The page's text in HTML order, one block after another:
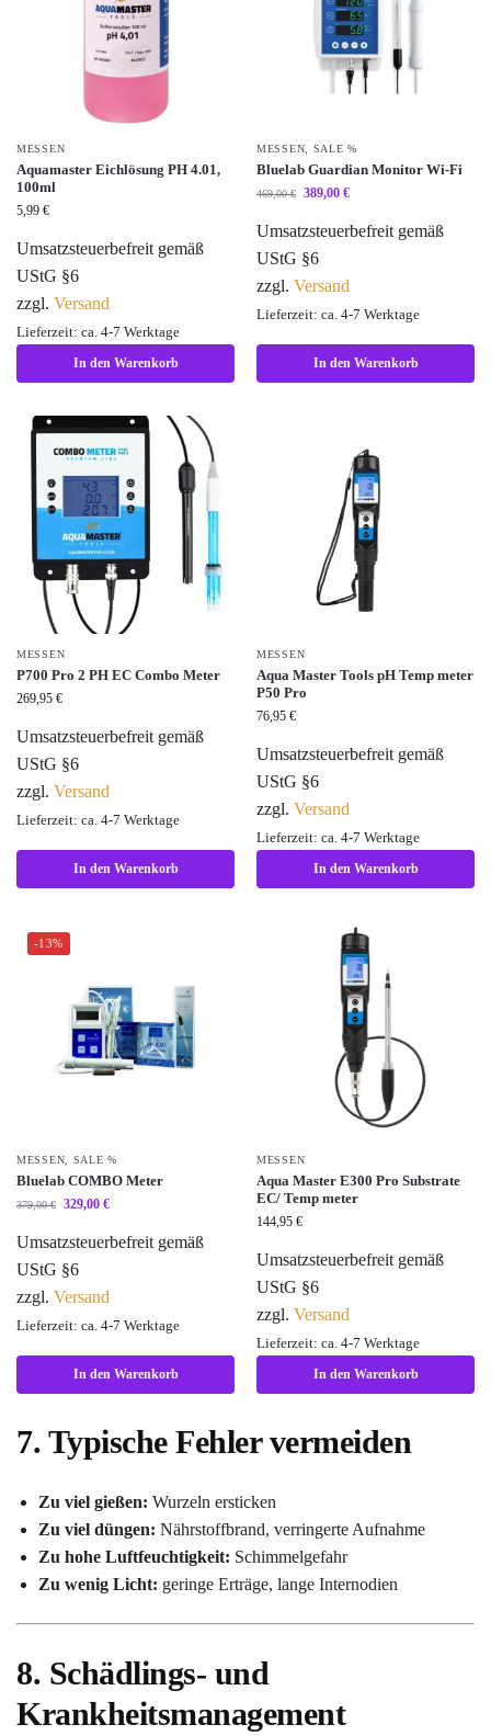
MESSEN
Aquamaster Eichlösung PH 4.01,
100ml
5,99 €
Umsatzsteuerbefreit gemäß
UStG §6
zzgl. Versand
Lieferzeit: ca. 4-7 Werktage
In den Warenkorb
MESSEN SALE %
Bluelab Guardian Monitor Wi-Fi
469,00€ 389,00 €
Umsatzsteuerbefreit gemäß
UStG §6
zzgl. Versand
Lieferzeit: ca. 4-7 Werktage
In den Warenkorb
MESSEN
P700 Pro 2 PH EC Combo Meter
269,95 €
Umsatzsteuerbefreit gemäß
UStG §6
zzgl. Versand
Lieferzeit: ca. 4-7 Werktage
In den Warenkorb
MESSEN
Aqua Master Tools pH Temp meter
P50 Pro
76,95 €
Umsatzsteuerbefreit gemäß
UStG §6
zzgl. Versand
Lieferzeit: ca. 4-7 Werktage
In den Warenkorb
-13%
MESSEN SALE %
Bluelab COMBO Meter
379,00€ 329,00 €
Umsatzsteuerbefreit gemäß
UStG §6
zzgl. Versand
Lieferzeit: ca. 4-7 Werktage
In den Warenkorb
MESSEN
Aqua Master E300 Pro Substrate
EC/ Temp meter
144,95 €
Umsatzsteuerbefreit gemäß
UStG §6
zzgl. Versand
Lieferzeit: ca. 4-7 Werktage
In den Warenkorb
7. Typische Fehler vermeiden
Zu viel gießen: Wurzeln ersticken
Zu viel düngen: Nährstoffbrand, verringerte Aufnahme
Zu hohe Luftfeuchtigkeit: Schimmelgefahr
Zu wenig Licht: geringe Erträge, lange Internodien
8. Schädlings- und
Krankheitsmanagement